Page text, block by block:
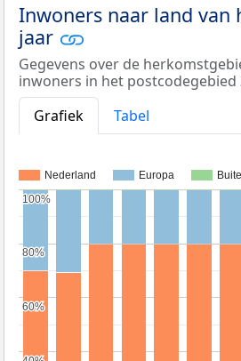
Inwoners naar land van
jaar
Gegevens over de
inwoners in het postcodegebied
Grafiek
Tabel
Nederland Europa
60%
60%
80%
80%
100%
100%